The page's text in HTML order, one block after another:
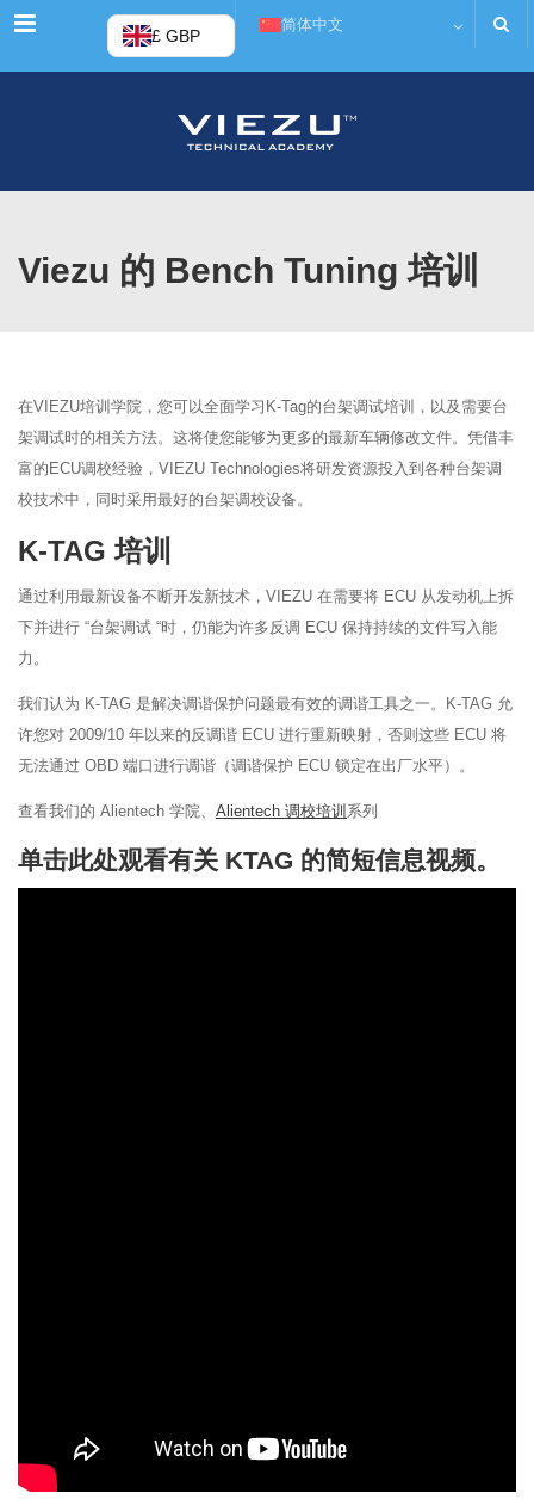
菜单 £ GBP
简体中文
Viezu 的 Bench Tuning 培训
在VIEZU培训学院，您可以全面学习K-Tag的台架调试培训，以及需要台
架调试时的相关方法。这将使您能够为更多的最新车辆修改文件。凭借丰
富的ECU调校经验，VIEZU Technologies将研发资源投入到各种台架调
校技术中，同时采用最好的台架调校设备。
K-TAG 培训
通过利用最新设备不断开发新技术，VIEZU 在需要将 ECU 从发动机上拆
下并进行 “台架调试 “时，仍能为许多反调 ECU 保持持续的文件写入能
力。
我们认为 K-TAG 是解决调谐保护问题最有效的调谐工具之一。K-TAG 允
许您对 2009/10 年以来的反调谐 ECU 进行重新映射，否则这些 ECU 将
无法通过 OBD 端口进行调谐（调谐保护 ECU 锁定在出厂水平）。
查看我们的 Alientech 学院、 Alientech 调校培训 系列
单击此处观看有关 KTAG 的简短信息视频。